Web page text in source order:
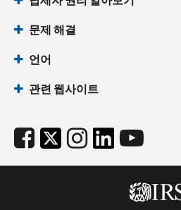
문제 해결
언어
관련 웹사이트